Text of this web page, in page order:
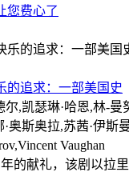
您费心了
的追求：一部美国史
尔,凯瑟琳·哈恩,林-曼
奥斯奥拉,苏茜·伊斯
Vaughan
的献礼，该剧以拉